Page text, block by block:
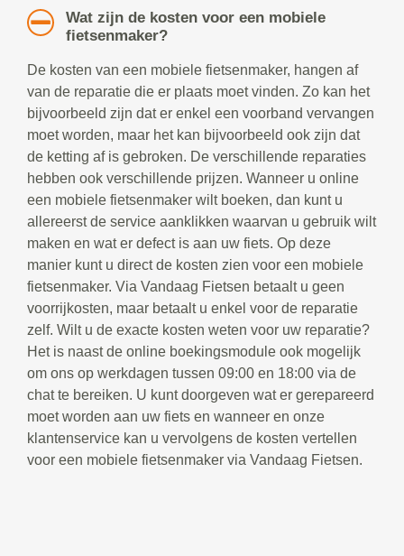
Wat zijn de kosten voor een mobiele
fietsenmaker?
De kosten van een mobiele fietsenmaker, hangen af
van de reparatie die er plaats moet vinden. Zo kan het
bijvoorbeeld zijn dat er enkel een voorband vervangen
moet worden, maar het kan bijvoorbeeld ook zijn dat
de ketting af is gebroken. De verschillende reparaties
hebben ook verschillende prijzen. Wanneer u online
een mobiele fietsenmaker wilt boeken, dan kunt u
allereerst de service aanklikken waarvan u gebruik wilt
maken en wat er defect is aan uw fiets. Op deze
manier kunt u direct de kosten zien voor een mobiele
fietsenmaker. Via Vandaag Fietsen betaalt u geen
voorrijkosten, maar betaalt u enkel voor de reparatie
zelf. Wilt u de exacte kosten weten voor uw reparatie?
Het is naast de online boekingsmodule ook mogelijk
om ons op werkdagen tussen 09:00 en 18:00 via de
chat te bereiken. U kunt doorgeven wat er gerepareerd
moet worden aan uw fiets en wanneer en onze
klantenservice kan u vervolgens de kosten vertellen
voor een mobiele fietsenmaker via Vandaag Fietsen.